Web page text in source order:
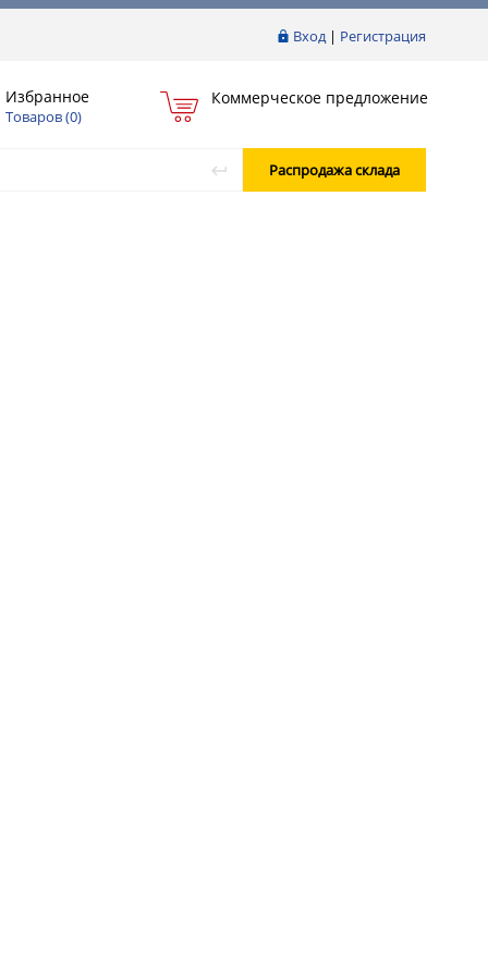
Вход| Регистрация
Избранное
Товаров (0)
Коммерческое предложение
Распродажа склада